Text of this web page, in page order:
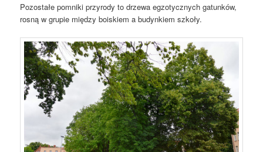
Pozostałe pomniki przyrody to drzewa egzotycznych gatunków,
rosną w grupie między boiskiem a budynkiem szkoły.